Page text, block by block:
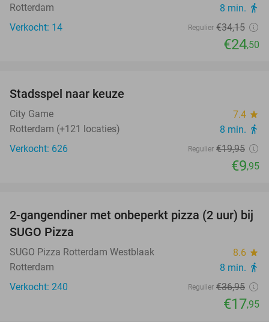
Rotterdam 8 min. directions_walk
Verkocht: 14 Regulier €34,15
€24,50
Stadsspel naar keuze
City Game 7.4 star
Rotterdam (+121 locaties) 8 min. directions_walk
Verkocht: 626 Regulier €19,95
€9,95
51%
2-gangendiner met onbeperkt pizza (2 uur) bij
SUGO Pizza
SUGO Pizza Rotterdam Westblaak 8.6 star
Rotterdam 8 min. directions_walk
Verkocht: 240 Regulier €36,95
€17,95
favorite_border